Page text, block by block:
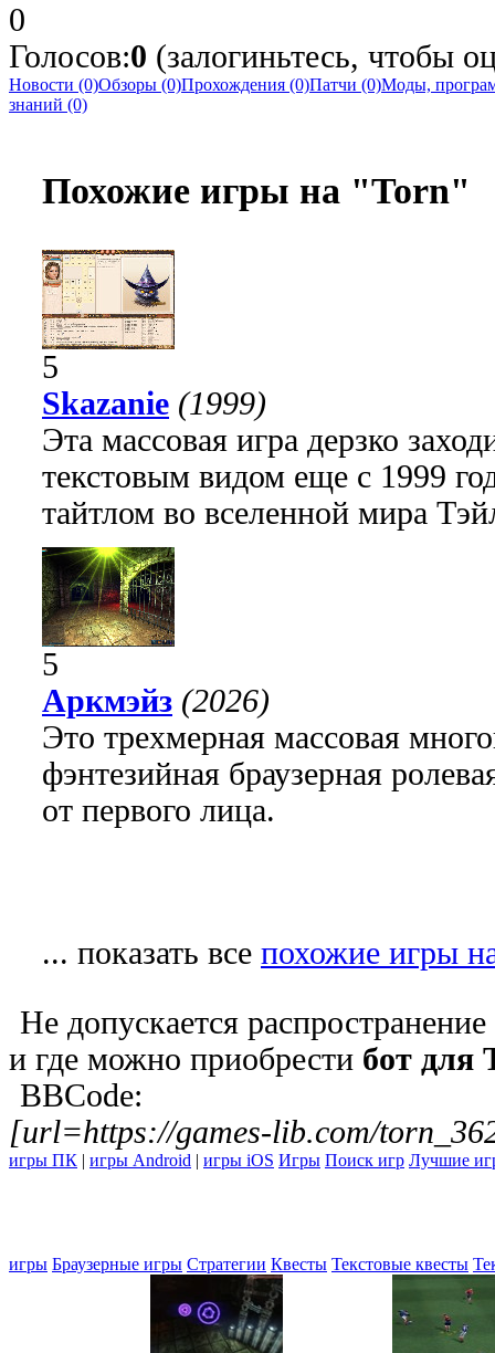
0
Голосов:0 (залогиньтесь, чтобы
Новости (0)Обзоры (0)Прохождения (0)Патчи (0)Моды,
знаний (0)
Похожие игры на "Torn"
5
Skazanie (1999)
Эта массовая игра дерзко
текстовым видом еще с 1999
тайтлом во вселенной мира
5
Аркмэйз (2026)
Это трехмерная массовая
фэнтезийная браузерная
от первого лица.
... показать все похожие игры
Не допускается
и где можно приобрести бот для
BBCode:
[url=https://games-lib.com/
игры ПК | игры Android | игры iOS Игры Поиск игр Лучшие
игры Браузерные игры Стратегии Квесты Текстовые квесты